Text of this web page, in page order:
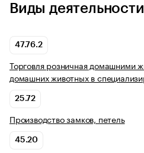
Виды деятельности
47.76.2
Торговля розничная домашними
домашних животных в
25.72
Производство замков, петель
45.20